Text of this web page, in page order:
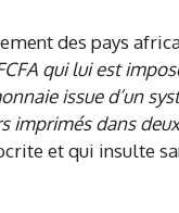
des pays
qui lui est
issue d’un
imprimés dans
et qui insulte